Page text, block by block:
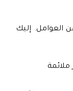
العوامل. إليك